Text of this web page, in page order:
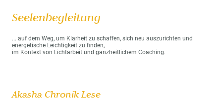
Seelenbegleitung
... auf dem Weg, um Klarheit zu schaffen, sich neu auszurichten und
energetische Leichtigkeit zu finden,
im Kontext von Lichtarbeit und ganzheitlichem Coaching.
Akasha Chronik Lese